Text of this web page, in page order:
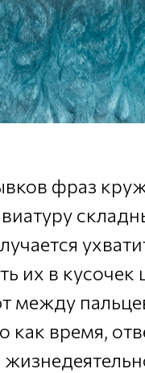
фраз
их в
между
как время,